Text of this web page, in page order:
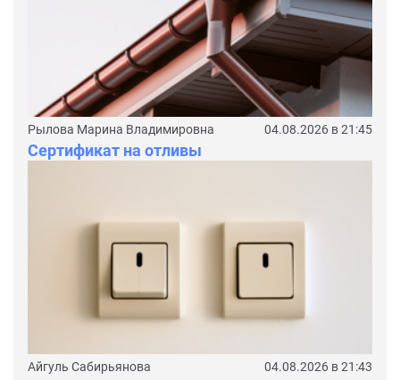
Рылова Марина Владимировна 04.08.2026 в 21:45
Сертификат на отливы
Айгуль Сабирьянова 04.08.2026 в 21:43